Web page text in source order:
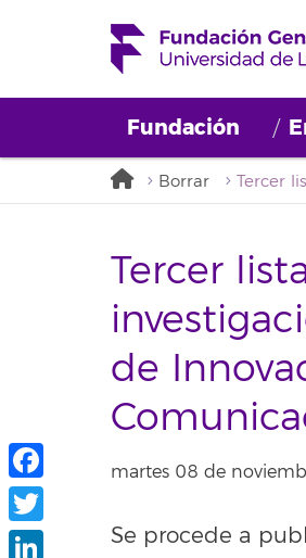
Fundación
Borrar
Tercer
de
martes 08 de
Se procede a
Facebook
Twitter